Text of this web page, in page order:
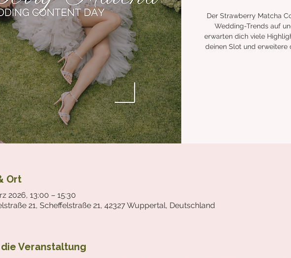
Der Strawberry Matcha
Wedding-Trends auf
erwarten dich viele
deinen Slot und erweitere
Ort
2026, 13:00 – 15:30
21, Scheffelstraße 21, 42327 Wuppertal, Deutschland
Veranstaltung